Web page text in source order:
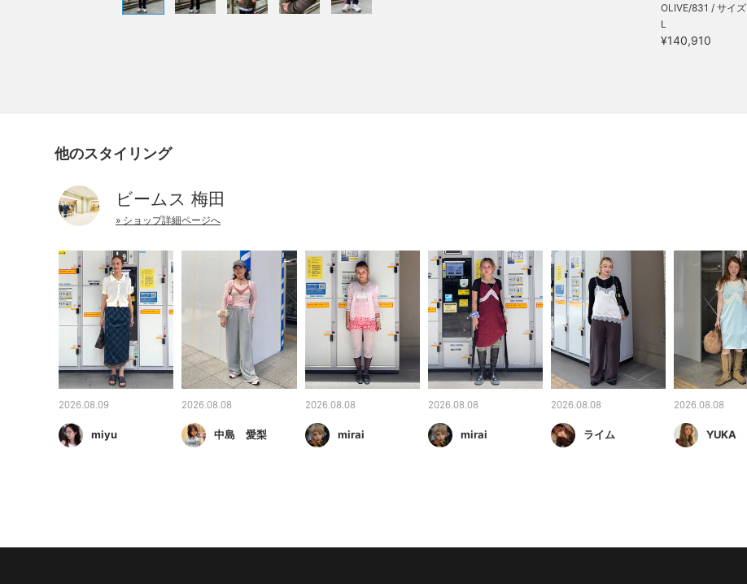
OLIVE/831 / サイズ
L
¥140,910
他のスタイリング
ビームス 梅田
» ショップ詳細ページへ
2026.08.09
miyu
2026.08.08
中島 愛梨
2026.08.08
mirai
2026.08.08
mirai
2026.08.08
ライム
2026.08.08
YUKA